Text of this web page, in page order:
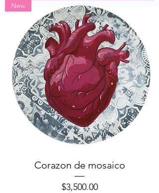
New
Corazon de mosaico
Precio
$3,500.00